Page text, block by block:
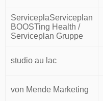
ServiceplaServiceplan
BOOSTing Health /
Serviceplan Gruppe
studio au lac
von Mende Marketing